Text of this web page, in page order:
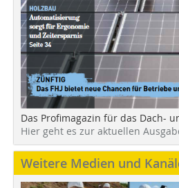
Das Profimagazin für das Dach-
Hier geht es zur aktuellen
Weitere Medien und